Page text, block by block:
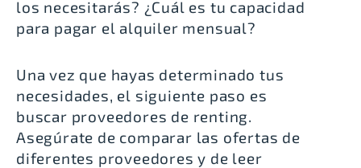
los necesitarás? ¿Cuál es tu capacidad
para pagar el alquiler mensual?
Una vez que hayas determinado tus
necesidades, el siguiente paso es
buscar proveedores de renting.
Asegúrate de comparar las ofertas de
diferentes proveedores y de leer